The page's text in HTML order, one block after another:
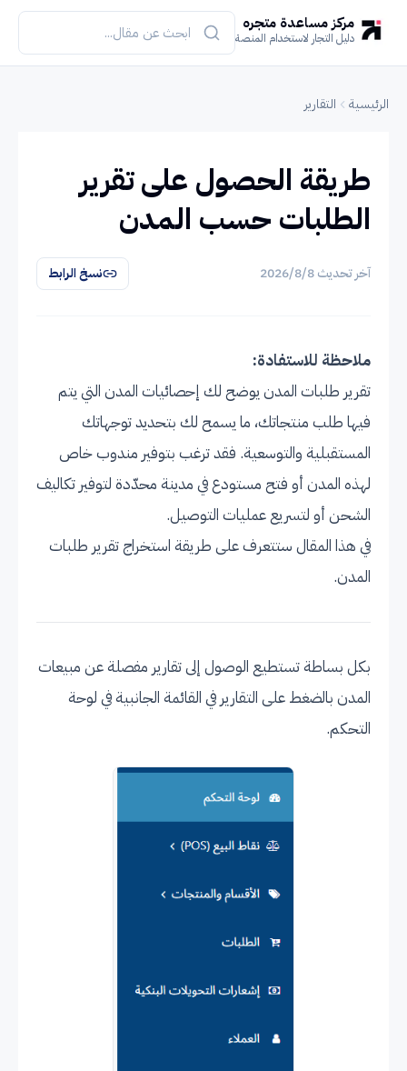
مركز مساعدة متجره
دليل التجار لاستخدام المنصة
الرئيسية التقارير
طريقة الحصول على تقرير
الطلبات حسب المدن
آخر تحديث8‏/8‏/2026 نسخ الرابط
ملاحظة للاستفادة:
تقرير طلبات المدن يوضح لك إحصائيات المدن التي يتم
فيها طلب منتجاتك، ما يسمح لك بتحديد توجهاتك
المستقبلية والتوسعية. فقد ترغب بتوفير مندوب خاص
لهذه المدن أو فتح مستودع في مدينة محدّدة لتوفير تكاليف
الشحن أو لتسريع عمليات التوصيل.
في هذا المقال ستتعرف على طريقة استخراج تقرير طلبات
المدن.
بكل بساطة تستطيع الوصول إلى تقارير مفصلة عن مبيعات
المدن بالضغط على التقارير في القائمة الجانبية في لوحة
التحكم.